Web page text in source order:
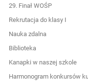
29. Finał WOŚP
Rekrutacja do klasy I
Nauka zdalna
Biblioteka
Kanapki w naszej szkole
Harmonogram konkursów